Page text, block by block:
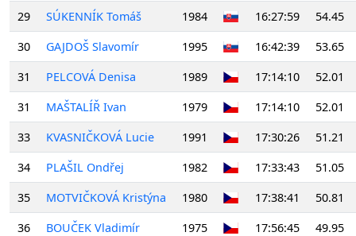
29
SÚKENNÍK Tomáš 1984 16:27:59
54.45
30
GAJDOŠ Slavomír 1995 16:42:39
53.65
31
PELCOVÁ Denisa 1989 17:14:10
52.01
31
MAŠTALÍŘ Ivan 1979 17:14:10
52.01
33
KVASNIČKOVÁ Lucie 1991 17:30:26
51.21
34
PLAŠIL Ondřej 1982 17:33:43
51.05
35
MOTVIČKOVÁ Kristýna 1980 17:38:41
50.81
36
BOUČEK Vladimír 1975 17:56:45
49.95